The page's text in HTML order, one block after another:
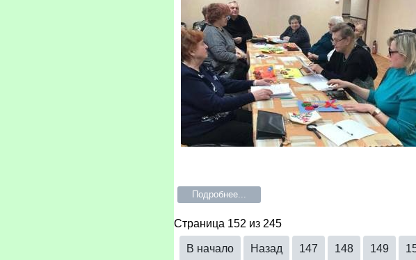
Подробнее...
Страница 152 из 245
В начало Назад 147 148 149